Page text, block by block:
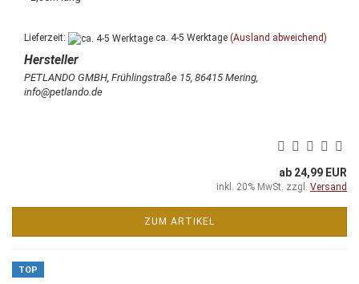
Lieferzeit: ca. 4-5 Werktage (Ausland abweichend)
PETLANDO GMBH, Frühlingstraße 15, 86415 Mering,
info@petlando.de
ab 24,99 EUR
inkl. 20% MwSt. zzgl. Versand
ZUM ARTIKEL
TOP